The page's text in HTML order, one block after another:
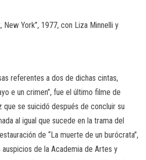
New York”, 1977, con Liza Minnelli y
referentes a dos de dichas cintas,
e un crimen”, fue el último filme de
que se suicidó después de concluir su
al igual que sucede en la trama del
de “La muerte de un burócrata”,
de la Academia de Artes y